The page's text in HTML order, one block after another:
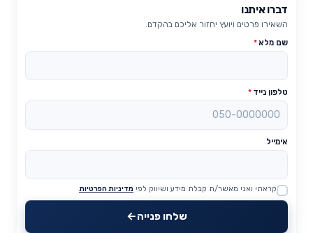
דברו איתנו
השאירו פרטים ויועץ יחזור אליכם בהקדם.
שם מלא*
טלפון נייד *
אימייל
Website
קראתי ואני מאשר/ת קבלת מידע ושיווק לפי מדיניות הפרטיות
שלחו פנייה